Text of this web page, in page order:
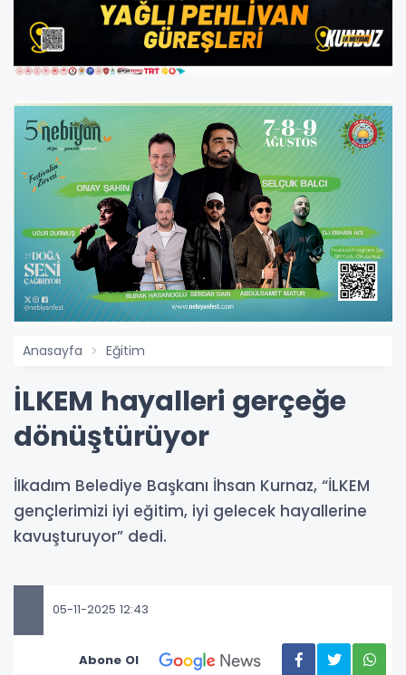
Anasayfa Eğitim
İLKEM hayalleri gerçeğe
dönüştürüyor
İlkadım Belediye Başkanı İhsan Kurnaz, “İLKEM
gençlerimizi iyi eğitim, iyi gelecek hayallerine
kavuşturuyor” dedi.
05-11-2025 12:43
Abone Ol